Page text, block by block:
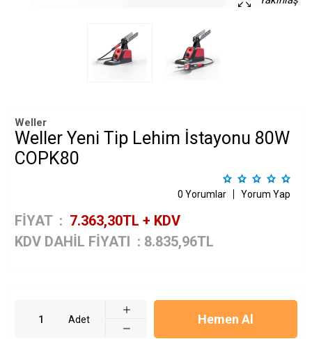
Weller
Weller Yeni Tip Lehim İstayonu 80W
COPK80
0 Yorumlar Yorum Yap
FİYAT : 7.363,30TL + KDV
KDV DAHİL FİYATI : 8.835,96TL
Adet Hemen Al